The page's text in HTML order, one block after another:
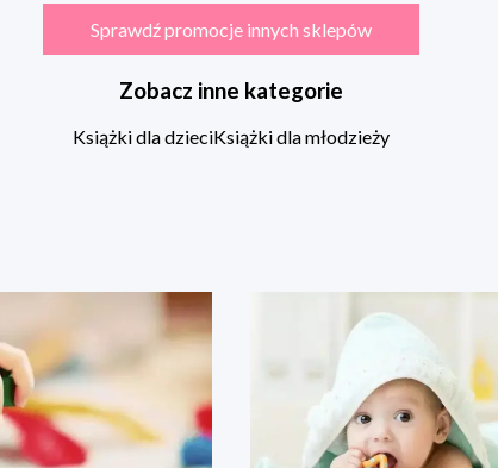
Sprawdź promocje innych sklepów
Zobacz inne kategorie
Książki dla dzieciKsiążki dla młodzieży